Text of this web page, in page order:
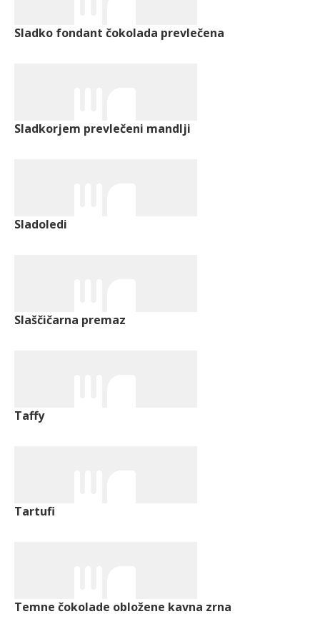
Sladko fondant čokolada prevlečena
Sladkorjem prevlečeni mandlji
Sladoledi
Slaščičarna premaz
Taffy
Tartufi
Temne čokolade obložene kavna zrna